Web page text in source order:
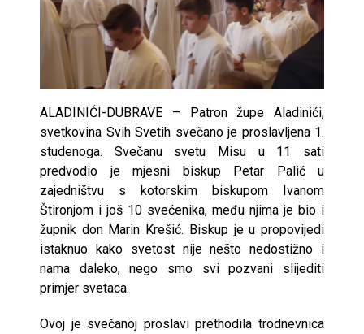
ALADINIĆI-DUBRAVE – Patron župe Aladinići,
svetkovina Svih Svetih svečano je proslavljena 1.
studenoga. Svečanu svetu Misu u 11 sati
predvodio je mjesni biskup Petar Palić u
zajedništvu s kotorskim biskupom Ivanom
Štironjom i još 10 svećenika, među njima je bio i
župnik don Marin Krešić. Biskup je u propovijedi
istaknuo kako svetost nije nešto nedostižno i
nama daleko, nego smo svi pozvani slijediti
primjer svetaca.
Ovoj je svečanoj proslavi prethodila trodnevnica